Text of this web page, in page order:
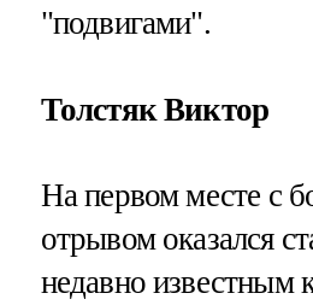
"подвигами".
Толстяк Виктор
На первом месте с
отрывом оказался
недавно известным